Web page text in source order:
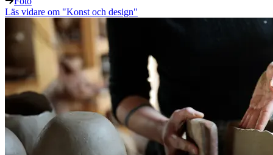
Läs vidare om "Konst och design"